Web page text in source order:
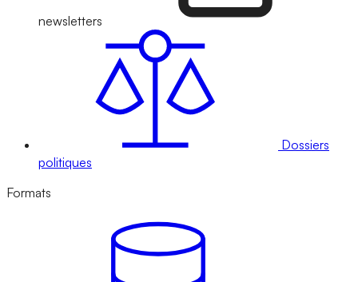
newsletters
Dossiers
politiques
Formats